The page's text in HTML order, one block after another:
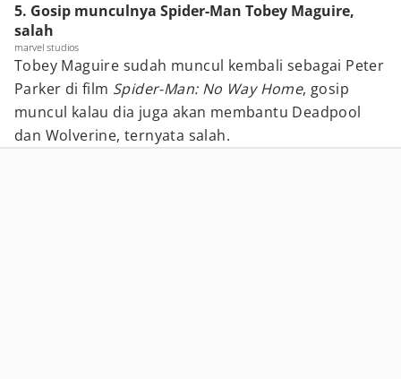
5. Gosip munculnya Spider-Man Tobey Maguire,
salah
marvel studios
Tobey Maguire sudah muncul kembali sebagai Peter
Parker di film Spider-Man: No Way Home, gosip
muncul kalau dia juga akan membantu Deadpool
dan Wolverine, ternyata salah.